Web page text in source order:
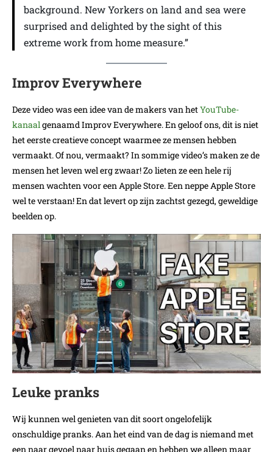
background. New Yorkers on land and sea were
surprised and delighted by the sight of this
extreme work from home measure.”
Improv Everywhere
Deze video was een idee van de makers van hetYouTube-
kanaalgenaamd Improv Everywhere. En geloof ons, dit is niet
het eerste creatieve concept waarmee ze mensen hebben
vermaakt. Of nou, vermaakt? In sommige video’s maken ze de
mensen het leven wel erg zwaar! Zo lieten ze een hele rij
mensen wachten voor een Apple Store. Een neppe Apple Store
wel te verstaan! En dat levert op zijn zachtst gezegd, geweldige
beelden op.
Leuke pranks
Wij kunnen wel genieten van dit soort ongelofelijk
onschuldige pranks. Aan het eind van de dag is niemand met
een naar gevoel naar huis gegaan en hebben we alleen maar